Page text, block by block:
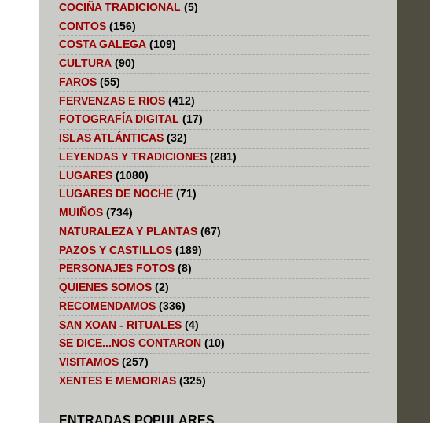
COCIÑA TRADICIONAL (5)
CONTOS (156)
COSTA GALEGA (109)
CULTURA (90)
FAROS (55)
FERVENZAS E RIOS (412)
FOTOGRAFÍA DIGITAL (17)
ISLAS ATLÁNTICAS (32)
LEYENDAS Y TRADICIONES (281)
LUGARES (1080)
LUGARES DE NOCHE (71)
MUIÑOS (734)
NATURALEZA Y PLANTAS (67)
PAZOS Y CASTILLOS (189)
PERSONAJES FOTOS (8)
QUIENES SOMOS (2)
RECOMENDAMOS (336)
SAN XOAN - RITUALES (4)
SE DICE...NOS CONTARON (10)
VISITAMOS (257)
XENTES E MEMORIAS (325)